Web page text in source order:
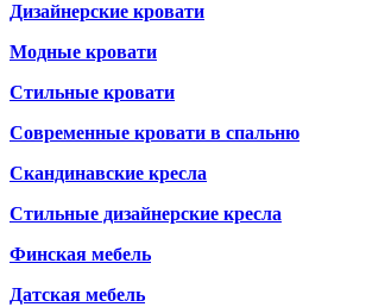
Дизайнерские кровати
Модные кровати
Стильные кровати
Современные кровати в спальню
Скандинавские кресла
Стильные дизайнерские кресла
Финская мебель
Датская мебель